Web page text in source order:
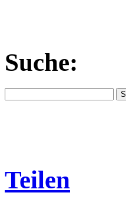
Suche:
Teilen